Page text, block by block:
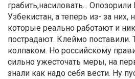
грабить,насиловать...
Узбекистан, а теперь из- за
которые реально работают и
пострадают. Клеймо поставили.
колпаком. Но российскому
сильно ужесточать меры, на
знали как надо себя вести. Ну